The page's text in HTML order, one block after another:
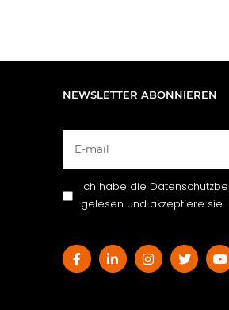
NEWSLETTER ABONNIEREN
Ich habe die
gelesen und akzeptiere sie.